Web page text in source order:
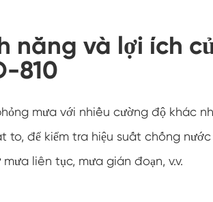
năng và lợi ích
810
mưa với nhiều cường độ khác
to, để kiểm tra hiệu suất chống
mưa liên tục, mưa gián đoạn, v.v.